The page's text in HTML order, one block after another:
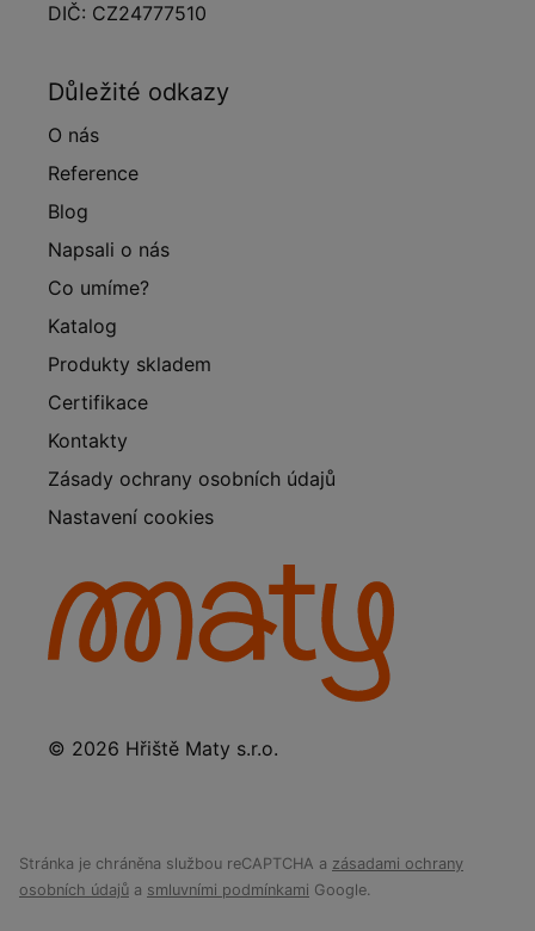
DIČ: CZ24777510
Důležité odkazy
O nás
Reference
Blog
Napsali o nás
Co umíme?
Katalog
Produkty skladem
Certifikace
Kontakty
Zásady ochrany osobních údajů
Nastavení cookies
© 2026 Hřiště Maty s.r.o.
Stránka je chráněna službou reCAPTCHA a zásadami ochrany
osobních údajů a smluvními podmínkami Google.